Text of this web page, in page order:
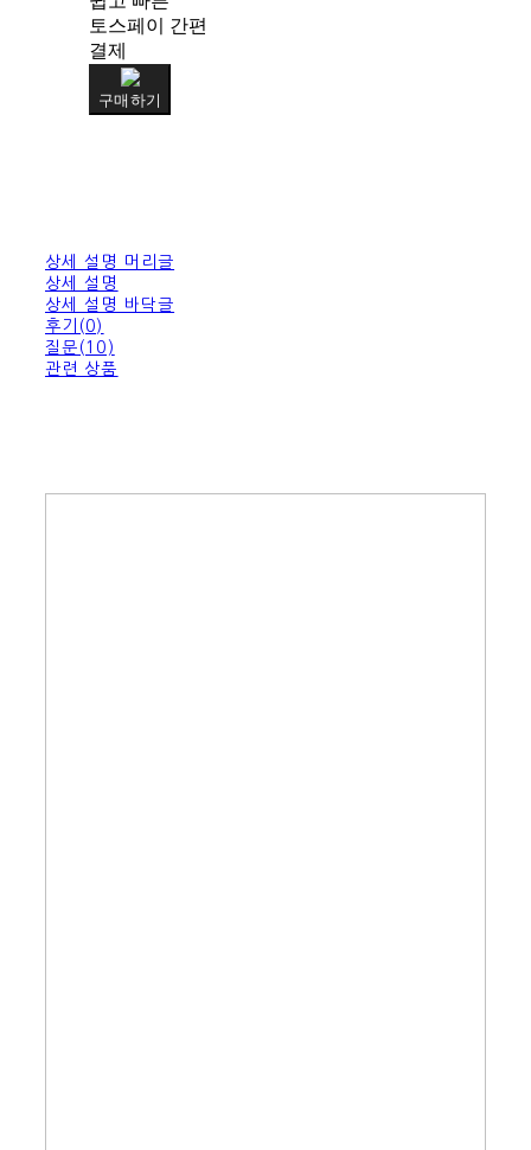
토스페이 간편
결제
구매하기
상세 설명 머리글
상세 설명
상세 설명 바닥글
후기(0)
질문(10)
관련 상품